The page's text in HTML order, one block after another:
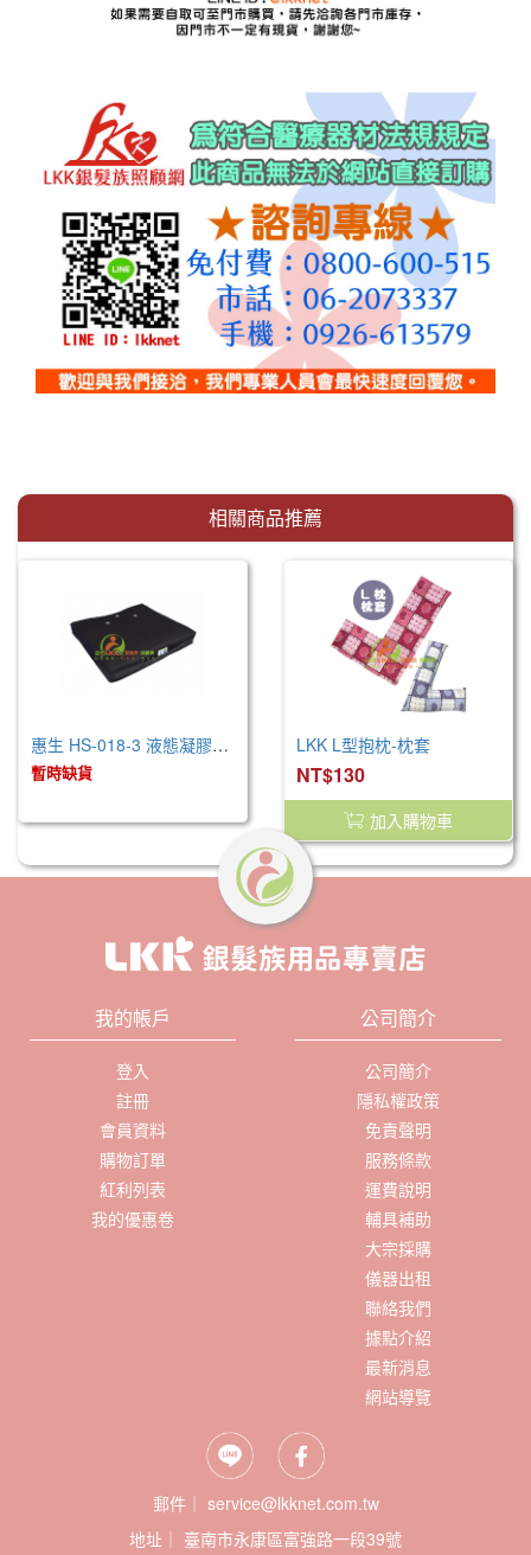
相關商品推薦
惠生 HS-018-3 液態凝膠座墊/輪椅座墊(未滅菌)
暫時缺貨
LKK L型抱枕-枕套
NT$130
加入購物車
我的帳戶
登入
註冊
會員資料
購物訂單
紅利列表
我的優惠卷
公司簡介
公司簡介
隱私權政策
免責聲明
服務條款
運費說明
輔具補助
大宗採購
儀器出租
聯絡我們
據點介紹
最新消息
網站導覽
郵件｜ service@lkknet.com.tw
地址｜